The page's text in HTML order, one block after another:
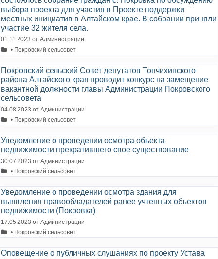
выбора проекта для участия в Проекте поддержки
местных инициатив в Алтайском крае. В собрании приняли
участие 32 жителя села.
01.11.2023 от Администрации
Рубрики
• Покровский сельсовет
Покровский сельский Совет депутатов Топчихинского
района Алтайского края проводит конкурс на замещение
вакантной должности главы Администрации Покровского
сельсовета
04.08.2023 от Администрации
Рубрики
• Покровский сельсовет
Уведомление о проведении осмотра объекта
недвижимости прекратившего свое существование
30.07.2023 от Администрации
Рубрики
• Покровский сельсовет
Уведомление о проведении осмотра здания для
выявления правообладателей ранее учтенных объектов
недвижимости (Покровка)
17.05.2023 от Администрации
Рубрики
• Покровский сельсовет
Оповещение о публичных слушаниях по проекту Устава